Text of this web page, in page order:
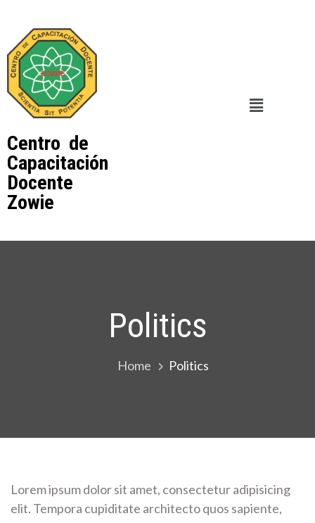
Centro de
Capacitación
Docente
Zowie
Politics
Home Politics
Lorem ipsum dolor sit amet, consectetur adipisicing
elit. Tempora cupiditate architecto quos sapiente,